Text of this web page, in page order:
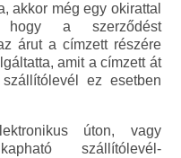
akkor még egy okirattal
hogy a szerződést
árut a címzett részére
amit a címzett át
ez esetben
úton, vagy
szállítólevél-